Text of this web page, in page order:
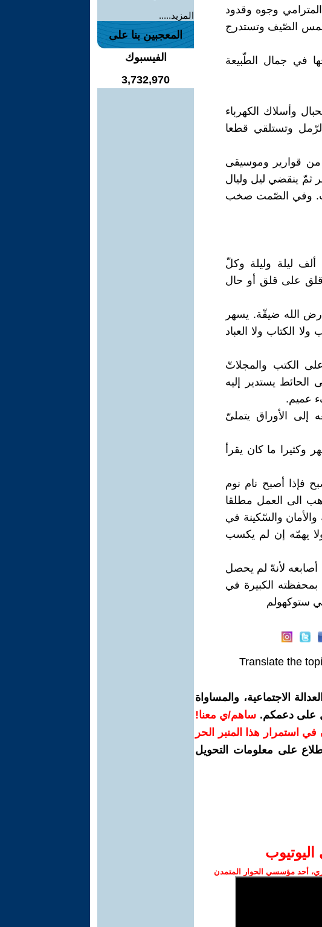
وجوه وقدود
شمس الصّيف وتستدرج
في جمال الطّبيعة
وأسلاك الكهرباء
وتستلقي قطعا
من قوارير وموسيقى
ثمّ ينقضي ليل وليال
وفي الصّمت صخب
ليلة وليلة وكلّ
على قلق أو حال
الله ضيقّة. يسهر
الكتاب ولا العباد
الكتب والمجلاتّ
الحائط يستدير إليه
عميم.
الأوراق يتملىّ
وكثيرا ما كان يقرأ
فإذا أصبح نام نوم
الى العمل مطلقا
والسّكينة في
يهمّه إن لم يكسب
لأنهّ لم يحصل
الكبيرة في
ستوكهولم
Translate the
الاجتماعية، والمساواة
على دعمكم. ساهم/ي معنا!
في استمرار هذا المنبر الحر
على معلومات التحويل
أحد مؤسسي الحوار المتمدن
المزيد.....
المعجبين بنا على
الفيسبوك
3,732,970